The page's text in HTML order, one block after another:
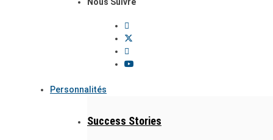
Personnalités
Success Stories